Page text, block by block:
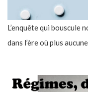
L’enquête qui bouscule
dans l’ère où plus